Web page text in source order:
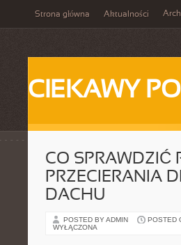
Strona główna Aktualności
CIEKAWY
CO SPRAWDZIĆ
PRZECIERANIA
DACHU
POSTED BY ADMIN POSTED
WYŁĄCZONA